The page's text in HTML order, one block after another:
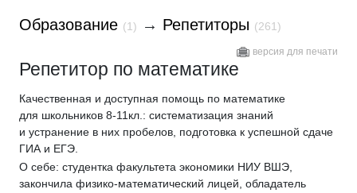
Образование (1) → Репетиторы (261)
версия для печати
Репетитор по математике
Качественная и доступная помощь по математике
для школьников 8-11кл.: систематизация знаний
и устранение в них пробелов, подготовка к успешной сдаче
ГИА и ЕГЭ.
О себе: студентка факультета экономики НИУ ВШЭ,
закончила физико-математический лицей, обладатель